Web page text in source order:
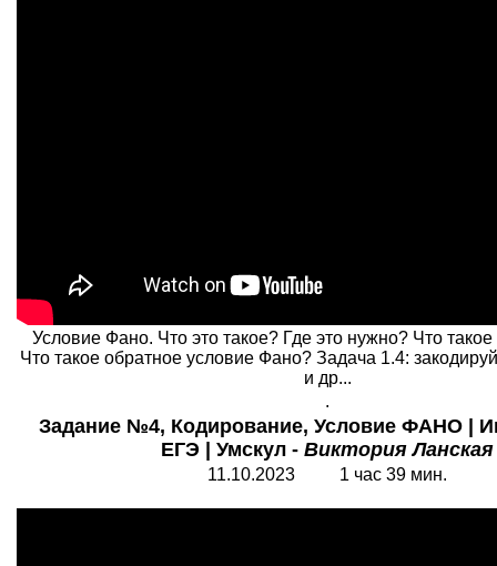
Условие Фано. Что это такое? Где это нужно? Что
Что такое обратное условие Фано? Задача 1.4:
и др...
.
Задание №4, Кодирование, Условие ФАНО |
ЕГЭ | Умскул - Виктория Ланская
11.10.2023 1 час 39 мин.